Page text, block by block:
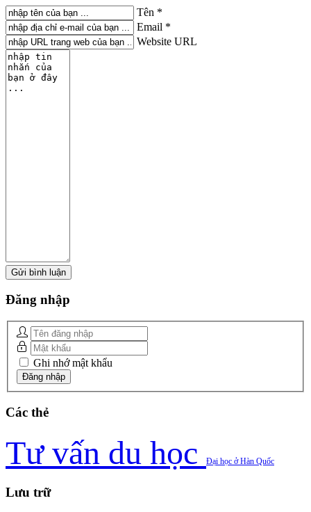
Tên *
Email *
Website URL
Đăng nhập
Ghi nhớ mật khẩu
Các thẻ
Tư vấn du học Đại học ở Hàn Quốc
Lưu trữ